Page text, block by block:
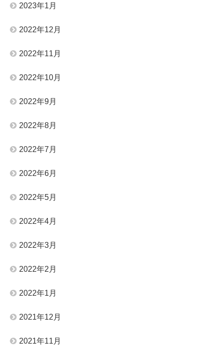
2023年1月
2022年12月
2022年11月
2022年10月
2022年9月
2022年8月
2022年7月
2022年6月
2022年5月
2022年4月
2022年3月
2022年2月
2022年1月
2021年12月
2021年11月